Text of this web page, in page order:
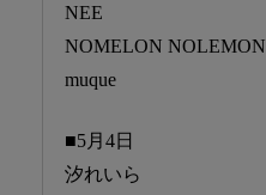
NEE
NOMELON NOLEMON
muque
■5月4日
汐れいら